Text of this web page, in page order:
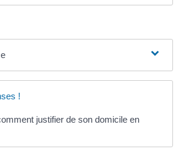
!
justifier de son domicile en